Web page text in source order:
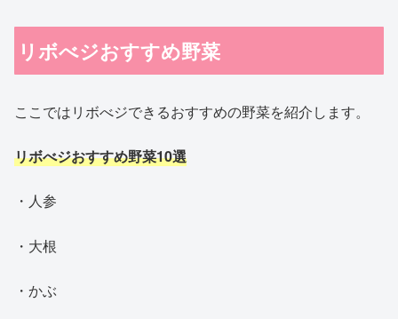
リボべジおすすめ野菜
ここではリボべジできるおすすめの野菜を紹介します。
リボべジおすすめ野菜10選
・人参
・大根
・かぶ